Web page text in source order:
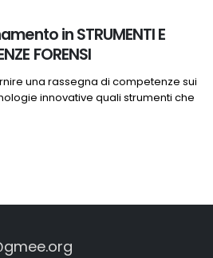
in STRUMENTI E
FORENSI
una rassegna di competenze sui
innovative quali strumenti che